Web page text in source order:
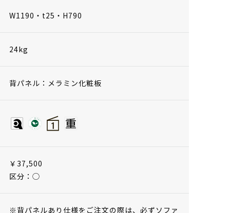
W1190・t25・H790
24kg
背パネル：メラミン化粧板
￥37,500
区分：◯
※背パネルあり仕様をご注文の際は、必ずソファ